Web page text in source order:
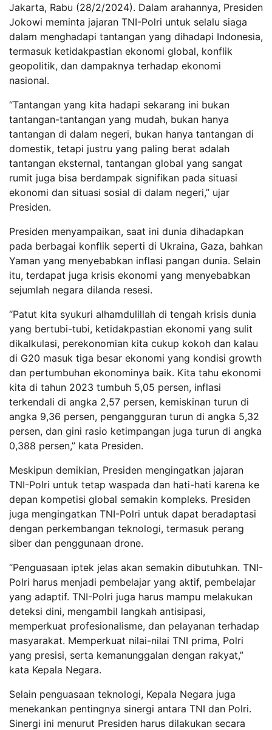
Jakarta, Rabu (28/2/2024). Dalam arahannya, Presiden
Jokowi meminta jajaran TNI-Polri untuk selalu siaga
dalam menghadapi tantangan yang dihadapi Indonesia,
termasuk ketidakpastian ekonomi global, konflik
geopolitik, dan dampaknya terhadap ekonomi
nasional.
“Tantangan yang kita hadapi sekarang ini bukan
tantangan-tantangan yang mudah, bukan hanya
tantangan di dalam negeri, bukan hanya tantangan di
domestik, tetapi justru yang paling berat adalah
tantangan eksternal, tantangan global yang sangat
rumit juga bisa berdampak signifikan pada situasi
ekonomi dan situasi sosial di dalam negeri,” ujar
Presiden.
Presiden menyampaikan, saat ini dunia dihadapkan
pada berbagai konflik seperti di Ukraina, Gaza, bahkan
Yaman yang menyebabkan inflasi pangan dunia. Selain
itu, terdapat juga krisis ekonomi yang menyebabkan
sejumlah negara dilanda resesi.
“Patut kita syukuri alhamdulillah di tengah krisis dunia
yang bertubi-tubi, ketidakpastian ekonomi yang sulit
dikalkulasi, perekonomian kita cukup kokoh dan kalau
di G20 masuk tiga besar ekonomi yang kondisi growth
dan pertumbuhan ekonominya baik. Kita tahu ekonomi
kita di tahun 2023 tumbuh 5,05 persen, inflasi
terkendali di angka 2,57 persen, kemiskinan turun di
angka 9,36 persen, pengangguran turun di angka 5,32
persen, dan gini rasio ketimpangan juga turun di angka
0,388 persen,” kata Presiden.
Meskipun demikian, Presiden mengingatkan jajaran
TNI-Polri untuk tetap waspada dan hati-hati karena ke
depan kompetisi global semakin kompleks. Presiden
juga mengingatkan TNI-Polri untuk dapat beradaptasi
dengan perkembangan teknologi, termasuk perang
siber dan penggunaan drone.
“Penguasaan iptek jelas akan semakin dibutuhkan. TNI-
Polri harus menjadi pembelajar yang aktif, pembelajar
yang adaptif. TNI-Polri juga harus mampu melakukan
deteksi dini, mengambil langkah antisipasi,
memperkuat profesionalisme, dan pelayanan terhadap
masyarakat. Memperkuat nilai-nilai TNI prima, Polri
yang presisi, serta kemanunggalan dengan rakyat,”
kata Kepala Negara.
Selain penguasaan teknologi, Kepala Negara juga
menekankan pentingnya sinergi antara TNI dan Polri.
Sinergi ini menurut Presiden harus dilakukan secara